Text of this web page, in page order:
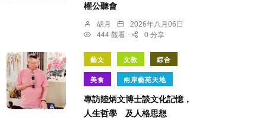
權公聽會
胡月
2026年八月06日
444 觀看
0 分享
藝文 文教 綜合
美食 兩岸藝苑天地
專訪陸炳文博士談文化記憶，
人生哲學 及人格思想